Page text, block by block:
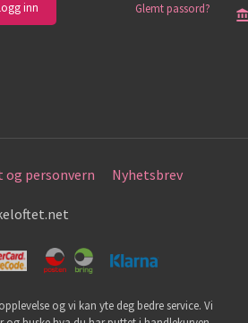
Glemt passord?
og personvern Nyhetsbrev
og vi kan yte deg bedre service. Vi